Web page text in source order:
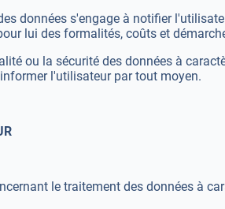
données s'engage à notifier
lui des formalités, coûts et
ou la sécurité des données à
l'utilisateur par tout moyen.
le traitement des données à